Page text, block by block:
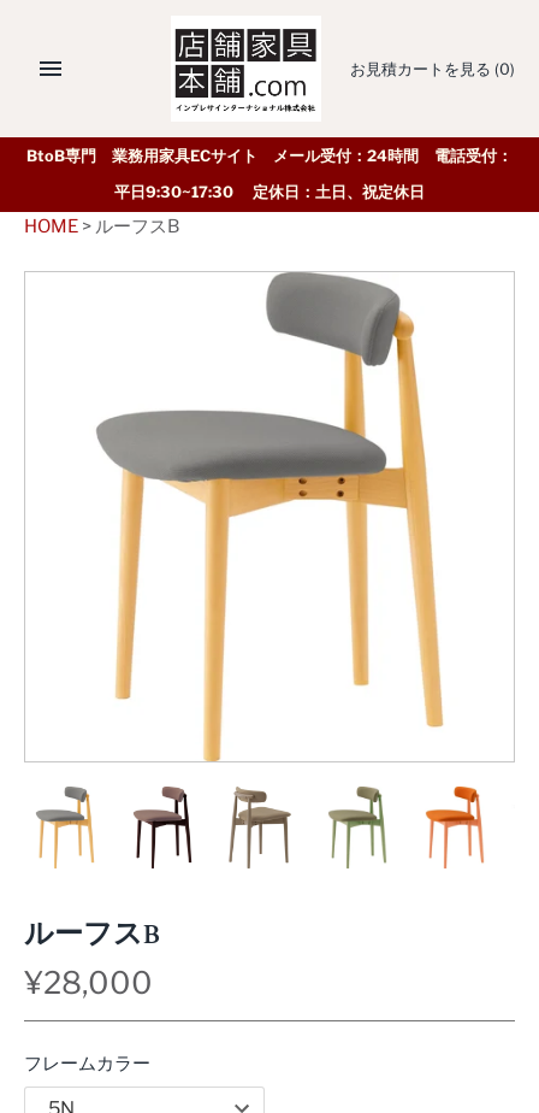
お見積カートを見る (0)
BtoB専門 業務用家具ECサイト メール受付：24時間 電話受付：
平日9:30~17:30 定休日：土日、祝定休日
HOME > ルーフスB
ルーフスB
¥28,000
フレームカラー